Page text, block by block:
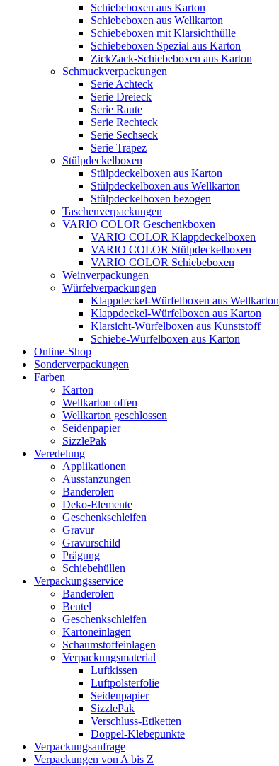
Schiebeboxen aus Karton
Schiebeboxen aus Wellkarton
Schiebeboxen mit Klarsichthülle
Schiebeboxen Spezial aus Karton
ZickZack-Schiebeboxen aus Karton
Schmuckverpackungen
Serie Achteck
Serie Dreieck
Serie Raute
Serie Rechteck
Serie Sechseck
Serie Trapez
Stülpdeckelboxen
Stülpdeckelboxen aus Karton
Stülpdeckelboxen aus Wellkarton
Stülpdeckelboxen bezogen
Taschenverpackungen
VARIO COLOR Geschenkboxen
VARIO COLOR Klappdeckelboxen
VARIO COLOR Stülpdeckelboxen
VARIO COLOR Schiebeboxen
Weinverpackungen
Würfelverpackungen
Klappdeckel-Würfelboxen aus Wellkarton
Klappdeckel-Würfelboxen aus Karton
Klarsicht-Würfelboxen aus Kunststoff
Schiebe-Würfelboxen aus Karton
Online-Shop
Sonderverpackungen
Farben
Karton
Wellkarton offen
Wellkarton geschlossen
Seidenpapier
SizzlePak
Veredelung
Applikationen
Ausstanzungen
Banderolen
Deko-Elemente
Geschenkschleifen
Gravur
Gravurschild
Prägung
Schiebehüllen
Verpackungsservice
Banderolen
Beutel
Geschenkschleifen
Kartoneinlagen
Schaumstoffeinlagen
Verpackungsmaterial
Luftkissen
Luftpolsterfolie
Seidenpapier
SizzlePak
Verschluss-Etiketten
Doppel-Klebepunkte
Verpackungsanfrage
Verpackungen von A bis Z